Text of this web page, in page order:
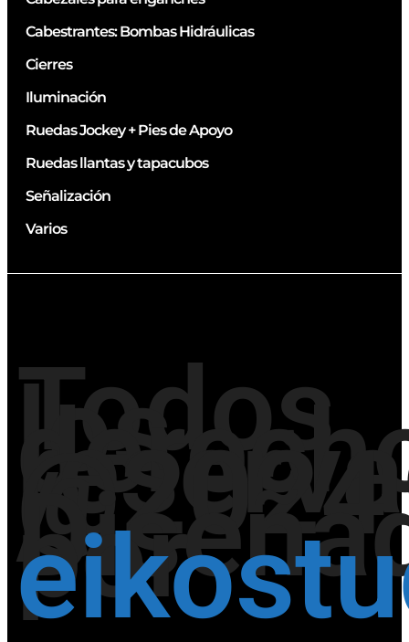
Cabestrantes: Bombas Hidráulicas
Cierres
Iluminación
Ruedas Jockey + Pies de Apoyo
Ruedas llantas y tapacubos
Señalización
Varios
Todos
los
@2024
/
por